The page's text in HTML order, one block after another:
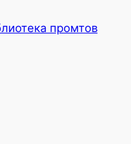
промтов